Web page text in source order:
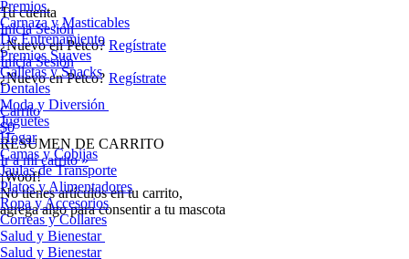
Tu cuenta
Inicia Sesión
¿Nuevo en Petco? Regístrate
Inicia Sesión
¿Nuevo en Petco? Regístrate
Carrito
$0
RESUMEN DE CARRITO
Ir a mi carrito »
¡Woof!
No tíenes artículos en tu carrito,
agrega algo para consentir a tu mascota
Premios
Carnaza y Masticables
De Entrenamiento
Premios Suaves
Galletas y Snacks
Dentales
Moda y Diversión
Juguetes
Hogar
Camas y Cobijas
Jaulas de Transporte
Platos y Alimentadores
Ropa y Accesorios
Correas y Collares
Salud y Bienestar
Salud y Bienestar